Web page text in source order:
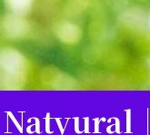
Natyural｜